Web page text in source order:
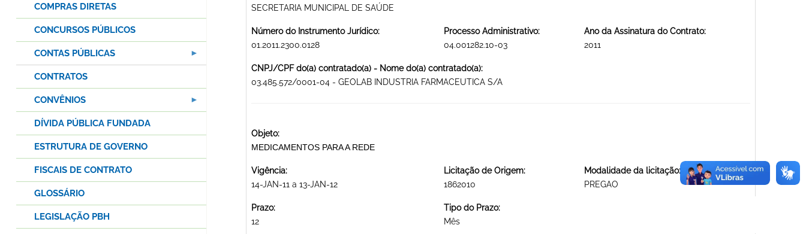
SECRETARIA MUNICIPAL DE SAÚDE
Número do Instrumento Jurídico:
01.2011.2300.0128
Processo Administrativo:
04.001282.10-03
Ano da Assinatura do Contrato:
2011
CNPJ/CPF do(a) contratado(a) - Nome do(a) contratado(a):
03.485.572/0001-04 - GEOLAB INDUSTRIA FARMACEUTICA S/A
Objeto:
MEDICAMENTOS PARA A REDE
Vigência:
14-JAN-11 a 13-JAN-12
Licitação de Origem:
1862010
Modalidade da licitação:
PREGAO
Prazo:
12
Tipo do Prazo:
Mês
COMPRAS DIRETAS
CONCURSOS PÚBLICOS
CONTAS PÚBLICAS
CONTRATOS
CONVÊNIOS
DÍVIDA PÚBLICA FUNDADA
ESTRUTURA DE GOVERNO
FISCAIS DE CONTRATO
GLOSSÁRIO
LEGISLAÇÃO PBH